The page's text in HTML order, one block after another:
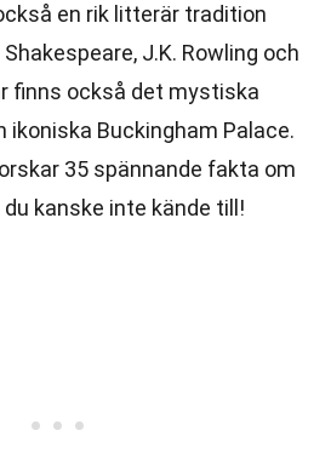
en rik litterär tradition
J.K. Rowling och
finns också det mystiska
ikoniska Buckingham Palace.
35 spännande fakta om
kanske inte kände till!